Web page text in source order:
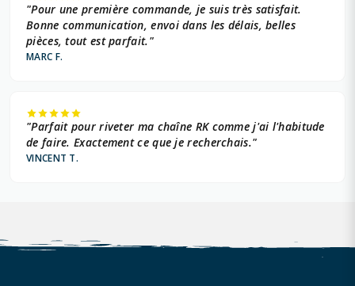
"Pour une première commande, je suis très satisfait.
Bonne communication, envoi dans les délais, belles
pièces, tout est parfait."
MARC F.
"Parfait pour riveter ma chaîne RK comme j'ai l'habitude
de faire. Exactement ce que je recherchais."
VINCENT T.